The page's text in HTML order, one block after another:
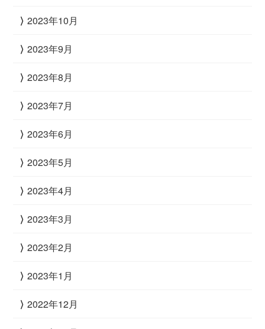
2023年10月
2023年9月
2023年8月
2023年7月
2023年6月
2023年5月
2023年4月
2023年3月
2023年2月
2023年1月
2022年12月